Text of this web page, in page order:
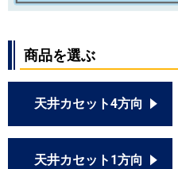
商品を選ぶ
天井カセット4方向
天井カセット1方向